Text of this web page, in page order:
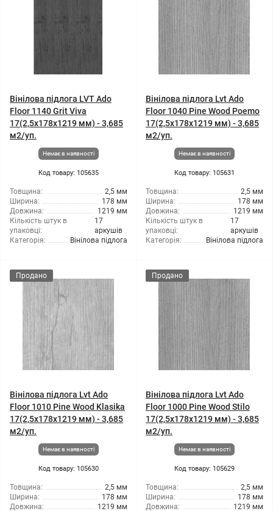
Вінілова підлога LVT Ado
Floor 1140 Grit Viva
17(2,5x178x1219 мм) - 3,685
м2/уп.
Немає в наявності
Код товару: 105635
Товщина:
2,5 мм
Ширина:
178 мм
Довжина:
1219 мм
Кількість штук в
упаковці:
17
аркушів
Категорія:
Вінілова підлога
Вінілова підлога Lvt Ado
Floor 1040 Pine Wood Poemo
17(2,5x178x1219 мм) - 3,685
м2/уп.
Немає в наявності
Код товару: 105631
Товщина:
2,5 мм
Ширина:
178 мм
Довжина:
1219 мм
Кількість штук в
упаковці:
17
аркушів
Категорія:
Вінілова підлога
Продано
Вінілова підлога Lvt Ado
Floor 1010 Pine Wood Klasika
17(2,5x178x1219 мм) - 3,685
м2/уп.
Немає в наявності
Код товару: 105630
Товщина:
2,5 мм
Ширина:
178 мм
Довжина:
1219 мм
Продано
Вінілова підлога Lvt Ado
Floor 1000 Pine Wood Stilo
17(2,5x178x1219 мм) - 3,685
м2/уп.
Немає в наявності
Код товару: 105629
Товщина:
2,5 мм
Ширина:
178 мм
Довжина:
1219 мм